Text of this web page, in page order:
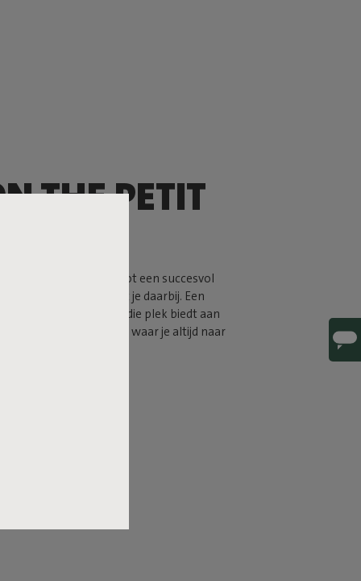
THE PETIT
bestaan is de sleutel tot een succesvol
Petit Residence helpt je daarbij. Een
Edison the Petit lamp die plek biedt aan
winkelwagenmuntjes waar je altijd naar